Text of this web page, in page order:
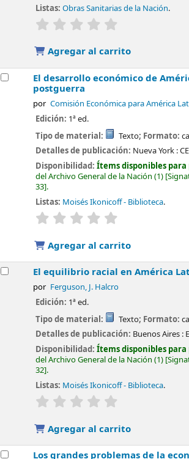
Listas: Obras Sanitarias de la Nación.
valoración
Agregar al carrito
El desarrollo económico de
postguerra
por Comisión Económica para América
Edición: 1ª ed.
Tipo de material:
Texto; Formato:
Detalles de publicación: Nueva York :
Disponibilidad:Ítems disponibles
del Archivo General de la Nación (1)
33 .
Listas: Moisés Ikonicoff - Biblioteca.
valoración
Agregar al carrito
El equilibrio racial en América
por Ferguson, J. Halcro
Edición: 1ª ed.
Tipo de material:
Texto; Formato:
Detalles de publicación: Buenos Aires :
Disponibilidad:Ítems disponibles
del Archivo General de la Nación (1)
32 .
Listas: Moisés Ikonicoff - Biblioteca.
valoración
Agregar al carrito
Los grandes problemas de la